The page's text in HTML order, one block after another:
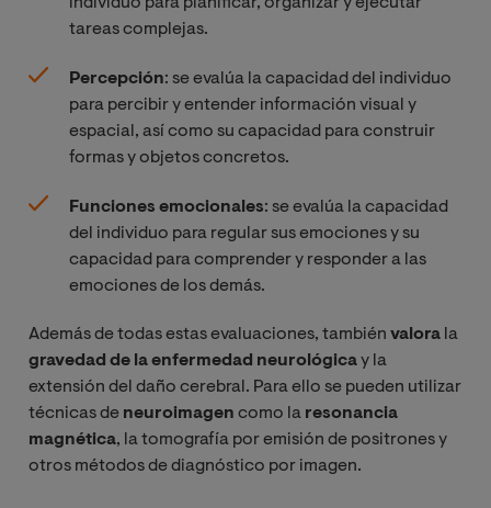
tareas complejas.
Percepción: se evalúa la capacidad del individuo
para percibir y entender información visual y
espacial, así como su capacidad para construir
formas y objetos concretos.
Funciones emocionales: se evalúa la capacidad
del individuo para regular sus emociones y su
capacidad para comprender y responder a las
emociones de los demás.
Además de todas estas evaluaciones, también valora la
gravedad de la enfermedad neurológicay la
extensión del daño cerebral. Para ello se pueden utilizar
técnicas de neuroimagen como la resonancia
magnética, la tomografía por emisión de positrones y
otros métodos de diagnóstico por imagen.